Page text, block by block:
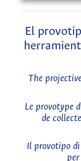
El
The
Le provotype
de
Il provotipo